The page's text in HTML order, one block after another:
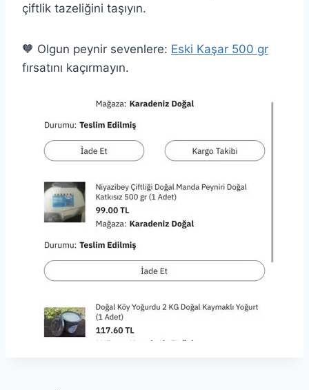
çiftlik tazeliğini taşıyın.
🧡 Olgun peynir sevenlere: Eski Kaşar 500 gr
fırsatını kaçırmayın.